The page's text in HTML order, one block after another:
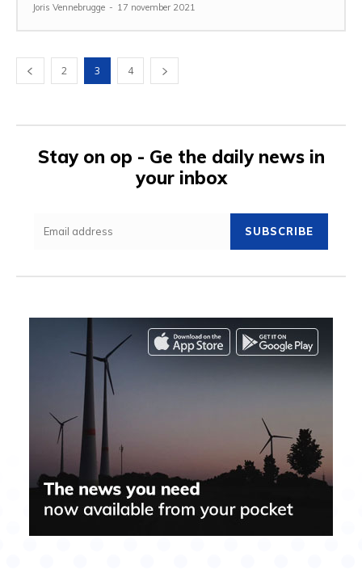
Joris Vennebrugge - 17 november 2021
2 3 4
Stay on op - Ge the daily news in
your inbox
SUBSCRIBE